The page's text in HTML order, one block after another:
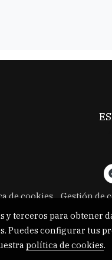
de cookies Gestión de
terceros para obtener
configurar tus
política de cookies.